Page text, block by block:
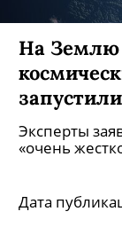
На Землю
Эксперты
«очень
Дата